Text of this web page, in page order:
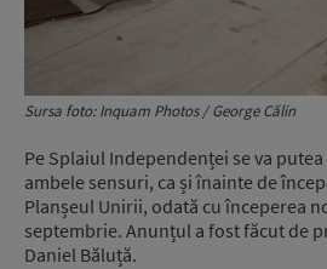
Sursa foto: Inquam Photos / George Călin
Pe Splaiul Independenței se va
ambele sensuri, ca și înainte de
Planșeul Unirii, odată cu începerea
septembrie. Anunțul a fost făcut de
Daniel Băluță.